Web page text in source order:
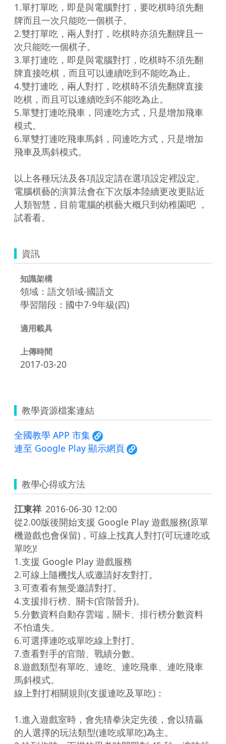
1.單打單吃，即是與電腦對打，要吃棋時須先翻
牌而且一次只能吃一個棋子。
2.雙打單吃，兩人對打，吃棋時亦須先翻牌且一
次只能吃一個棋子。
3.單打連吃，即是與電腦對打，吃棋時不須先翻
牌直接吃棋，而且可以連續吃到不能吃為止。
4.雙打連吃，兩人對打，吃棋時不須先翻牌直接
吃棋，而且可以連續吃到不能吃為止。
5.單雙打連吃飛車，同連吃方式，只是增加飛車
模式。
6.單雙打連吃飛車馬斜，同連吃方式，只是增加
飛車及馬斜模式。
以上各種玩法及各項設定請在選項設定裡設定。
電腦棋藝的演算法會在下次版本陸續更改更貼近
人類智慧，目前電腦的棋藝大概只到幼稚園吧 ，
試看看。
資訊
知識架構
領域：語文領域-國語文
學習階段：國中7-9年級(四)
適用載具
上傳時間
2017-03-20
教學資源檔案連結
全國教學 APP 市集
連至 Google Play 顯示網頁
教學心得或方法
江東祥 2016-06-30 12:00
從2.00版後開始支援 Google Play 遊戲服務(原單
機遊戲也會保留)，可線上找真人對打(可玩連吃或
單吃)!
1.支援 Google Play 遊戲服務
2.可線上隨機找人或邀請好友對打。
3.可查看有無受邀請對打。
4.支援排行榜、關卡(官階晉升)。
5.分數資料自動存雲端，關卡、排行榜分數資料
不怕遺失。
6.可選擇連吃或單吃線上對打。
7.查看對手的官階、戰績分數。
8.遊戲類型有單吃、連吃、連吃飛車、連吃飛車
馬斜模式。
線上對打相關規則(支援連吃及單吃)：
1.進入遊戲室時，會先猜拳決定先後，會以猜贏
的人選擇的玩法類型(連吃或單吃)為主。